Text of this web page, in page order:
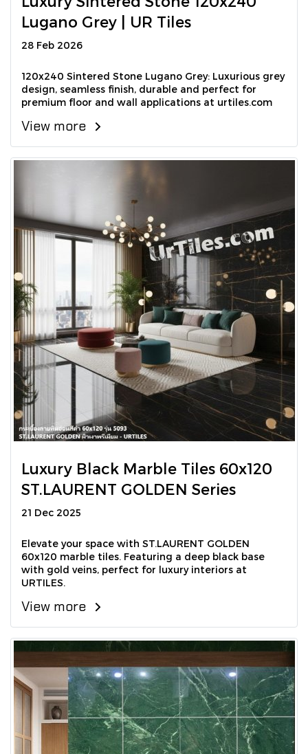
Lugano Grey | UR Tiles
28 Feb 2026
120x240 Sintered Stone Lugano Grey: Luxurious grey
design, seamless finish, durable and perfect for
premium floor and wall applications at urtiles.com
View more
Luxury Black Marble Tiles 60x120
ST.LAURENT GOLDEN Series
21 Dec 2025
Elevate your space with ST.LAURENT GOLDEN
60x120 marble tiles. Featuring a deep black base
with gold veins, perfect for luxury interiors at
URTILES.
View more